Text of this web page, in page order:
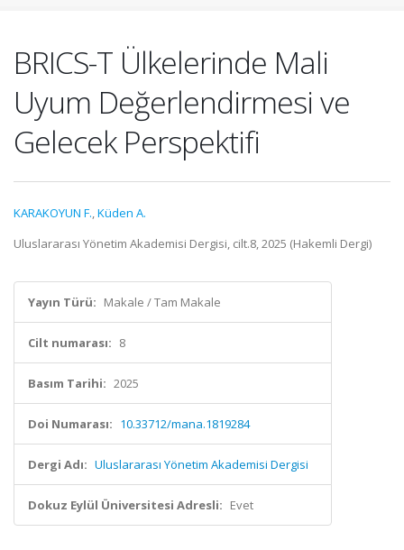
BRICS-T Ülkelerinde Mali
Uyum Değerlendirmesi ve
Gelecek Perspektifi
KARAKOYUN F.,Küden A.
Uluslararası Yönetim Akademisi Dergisi, cilt.8, 2025 (Hakemli Dergi)
Yayın Türü: Makale / Tam Makale
Cilt numarası: 8
Basım Tarihi: 2025
Doi Numarası: 10.33712/mana.1819284
Dergi Adı: Uluslararası Yönetim Akademisi Dergisi
Dokuz Eylül Üniversitesi Adresli: Evet